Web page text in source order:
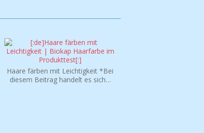
Haare färben mit Leichtigkeit *Bei
diesem Beitrag handelt es sich…